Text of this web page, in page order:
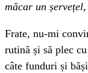
măcar un
Frate, nu-mi
rutină și să plec
câte funduri și